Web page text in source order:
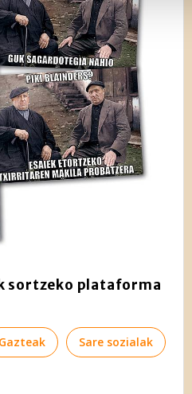
eta hirugarrenen cookie-
hobetzeko asmoz, cookie
hori erabiltzeko baimen
sortzeko plataforma
Gazteak Sare sozialak